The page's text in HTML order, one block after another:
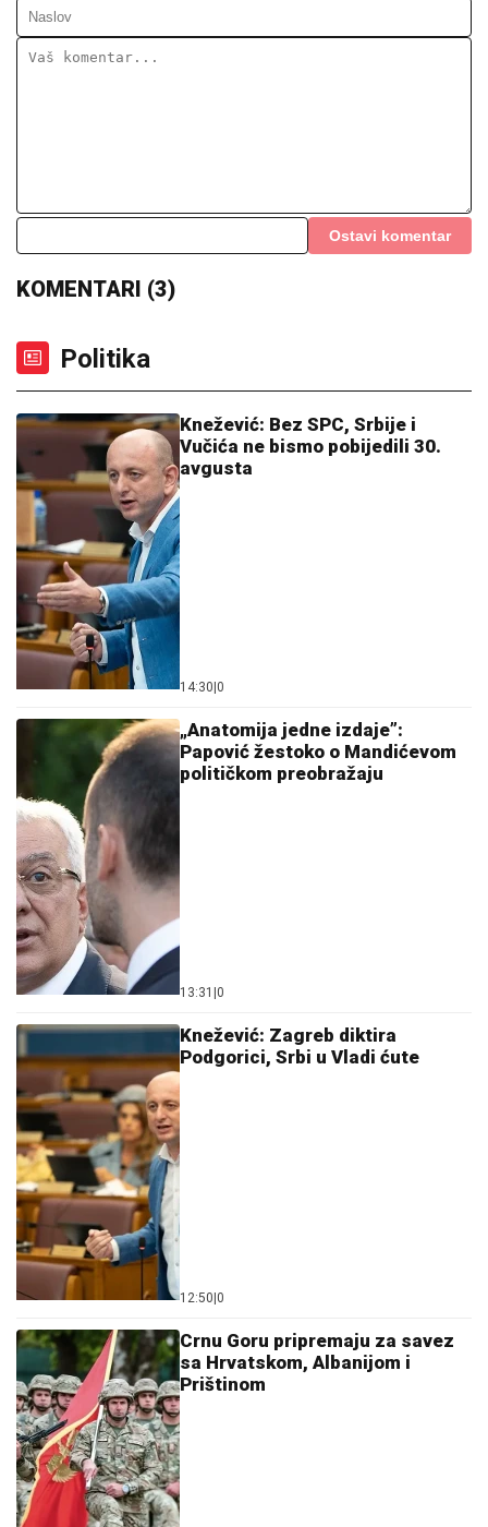
Ostavi komentar
KOMENTARI (3)
Politika
Knežević: Bez SPC, Srbije i
Vučića ne bismo pobijedili 30.
avgusta
14:30|0
„Anatomija jedne izdaje”:
Papović žestoko o Mandićevom
političkom preobražaju
13:31 |0
Knežević: Zagreb diktira
Podgorici, Srbi u Vladi ćute
12:50|0
Crnu Goru pripremaju za savez
sa Hrvatskom, Albanijom i
Prištinom